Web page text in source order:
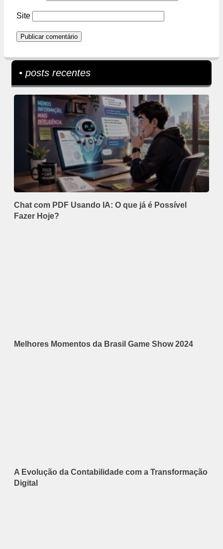
Site
• posts recentes
Chat com PDF Usando IA: O que já é Possível
Fazer Hoje?
Melhores Momentos da Brasil Game Show 2024
A Evolução da Contabilidade com a Transformação
Digital